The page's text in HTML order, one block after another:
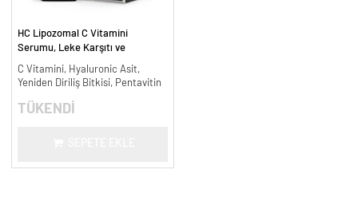
HC Lipozomal C Vitamini
Serumu, Leke Karşıtı ve
C Vitamini, Hyaluronic Asit,
Yeniden Diriliş Bitkisi, Pentavitin
TÜKENDİ